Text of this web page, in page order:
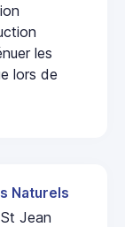
les
lors de
Naturels
Jean